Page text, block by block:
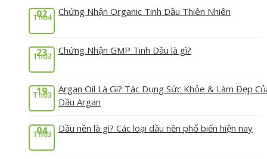
02
Th04 Chứng Nhận Organic Tinh Dầu Thiên Nhiên
23
Th03 Chứng Nhận GMP Tinh Dầu là gì?
19
Th03
Argan Oil Là Gì? Tác Dụng Sức Khỏe & Làm Đẹp
Dầu Argan
04
Th03 Dầu nền là gì? Các loại dầu nền phổ biến hiện nay